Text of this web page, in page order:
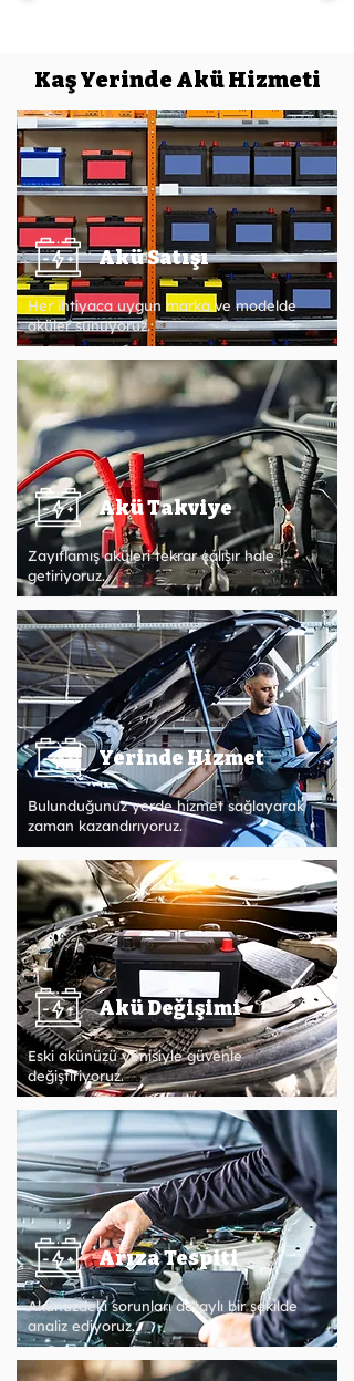
Kaş Yerinde Akü Hizmeti
Akü Satışı
Her ihtiyaca uygun marka ve modelde
aküler sunuyoruz.
Akü Takviye
Zayıflamış aküleri tekrar çalışır hale
getiriyoruz.
Yerinde Hizmet
Bulunduğunuz yerde hizmet sağlayarak
zaman kazandırıyoruz.
Akü Değişimi
Eski akünüzü yenisiyle güvenle
değiştiriyoruz.
Arıza Tespiti
Akünüzdeki sorunları detaylı bir şekilde
analiz ediyoruz.